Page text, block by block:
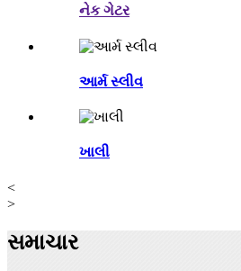
નેક ગેટર
આર્મ સ્લીવ
ખાલી
<
>
સમાચાર